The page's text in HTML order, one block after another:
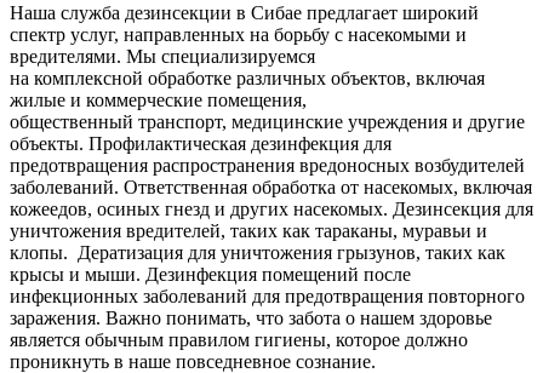
Наша служба дезинсекции в Сибае предлагает широкий
спектр услуг, направленных на борьбу с насекомыми и
вредителями. Мы специализируемся
на комплексной обработке различных объектов, включая
жилые и коммерческие помещения,
общественный транспорт, медицинские учреждения и другие
объекты. Профилактическая дезинфекция для
предотвращения распространения вредоносных возбудителей
заболеваний. Ответственная обработка от насекомых, включая
кожеедов, осиных гнезд и других насекомых. Дезинсекция для
уничтожения вредителей, таких как тараканы, муравьи и
клопы. Дератизация для уничтожения грызунов, таких как
крысы и мыши. Дезинфекция помещений после
инфекционных заболеваний для предотвращения повторного
заражения. Важно понимать, что забота о нашем здоровье
является обычным правилом гигиены, которое должно
проникнуть в наше повседневное сознание.